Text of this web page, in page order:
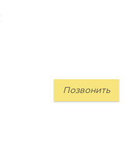
Позвонить